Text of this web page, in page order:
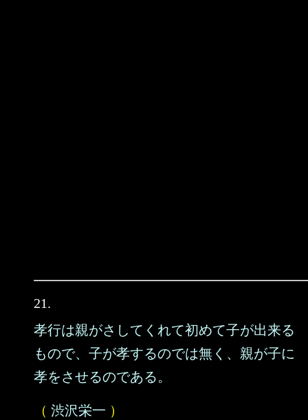
21.
孝行は親がさしてくれて初めて子が出来る
もので、子が孝するのでは無く、親が子に
孝をさせるのである。
（ 渋沢栄一 ）